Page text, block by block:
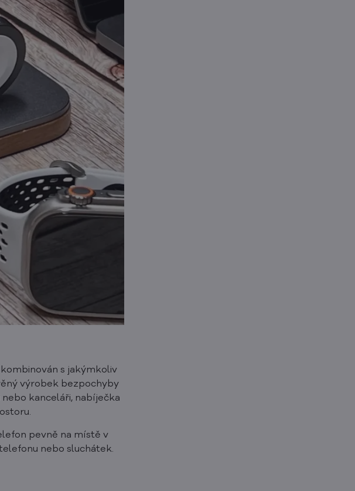
s jakýmkoliv
výrobek bezpochyby
kanceláři, nabíječka
pevně na místě v
nebo sluchátek.